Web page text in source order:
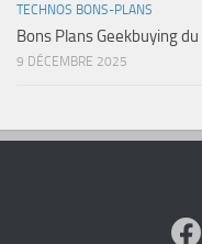
TECHNOS BONS-PLANS
Bons Plans Geekbuying
9 DÉCEMBRE 2025